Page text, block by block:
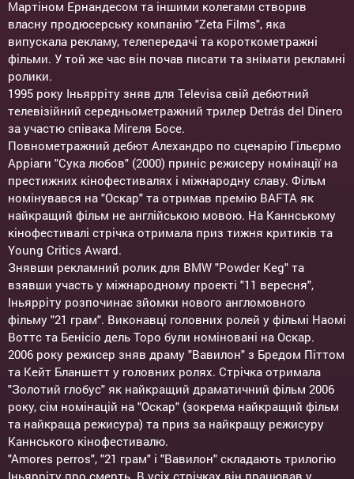
Мартіном Ернандесом та іншими колегами створив
власну продюсерську компанію "Zeta Films", яка
випускала рекламу, телепередачі та короткометражні
фільми. У той же час він почав писати та знімати рекламні
ролики.
1995 року Іньярріту зняв для Televisa свій дебютний
телевізійний середньометражний трилер Detrás del Dinero
за участю співака Мігеля Босе.
Повнометражний дебют Алехандро по сценарію Гільєрмо
Арріаги "Сука любов" (2000) приніс режисеру номінації на
престижних кінофестивалях і міжнародну славу. Фільм
номінувався на "Оскар" та отримав премію BAFTA як
найкращий фільм не англійською мовою. На Каннському
кінофестивалі стрічка отримала приз тижня критиків та
Young Critics Award.
Знявши рекламний ролик для BMW "Powder Keg" та
взявши участь у міжнародному проекті "11 вересня",
Іньярріту розпочинає зйомки нового англомовного
фільму "21 грам". Виконавці головних ролей у фільмі Наомі
Воттс та Бенісіо дель Торо були номіновані на Оскар.
2006 року режисер зняв драму "Вавилон" з Бредом Піттом
та Кейт Бланшетт у головних ролях. Стрічка отримала
"Золотий глобус" як найкращий драматичний фільм 2006
року, сім номінацій на "Оскар" (зокрема найкращий фільм
та найкраща режисура) та приз за найкращу режисуру
Каннського кінофестивалю.
"Amores perros", "21 грам" і "Вавилон" складають трилогію